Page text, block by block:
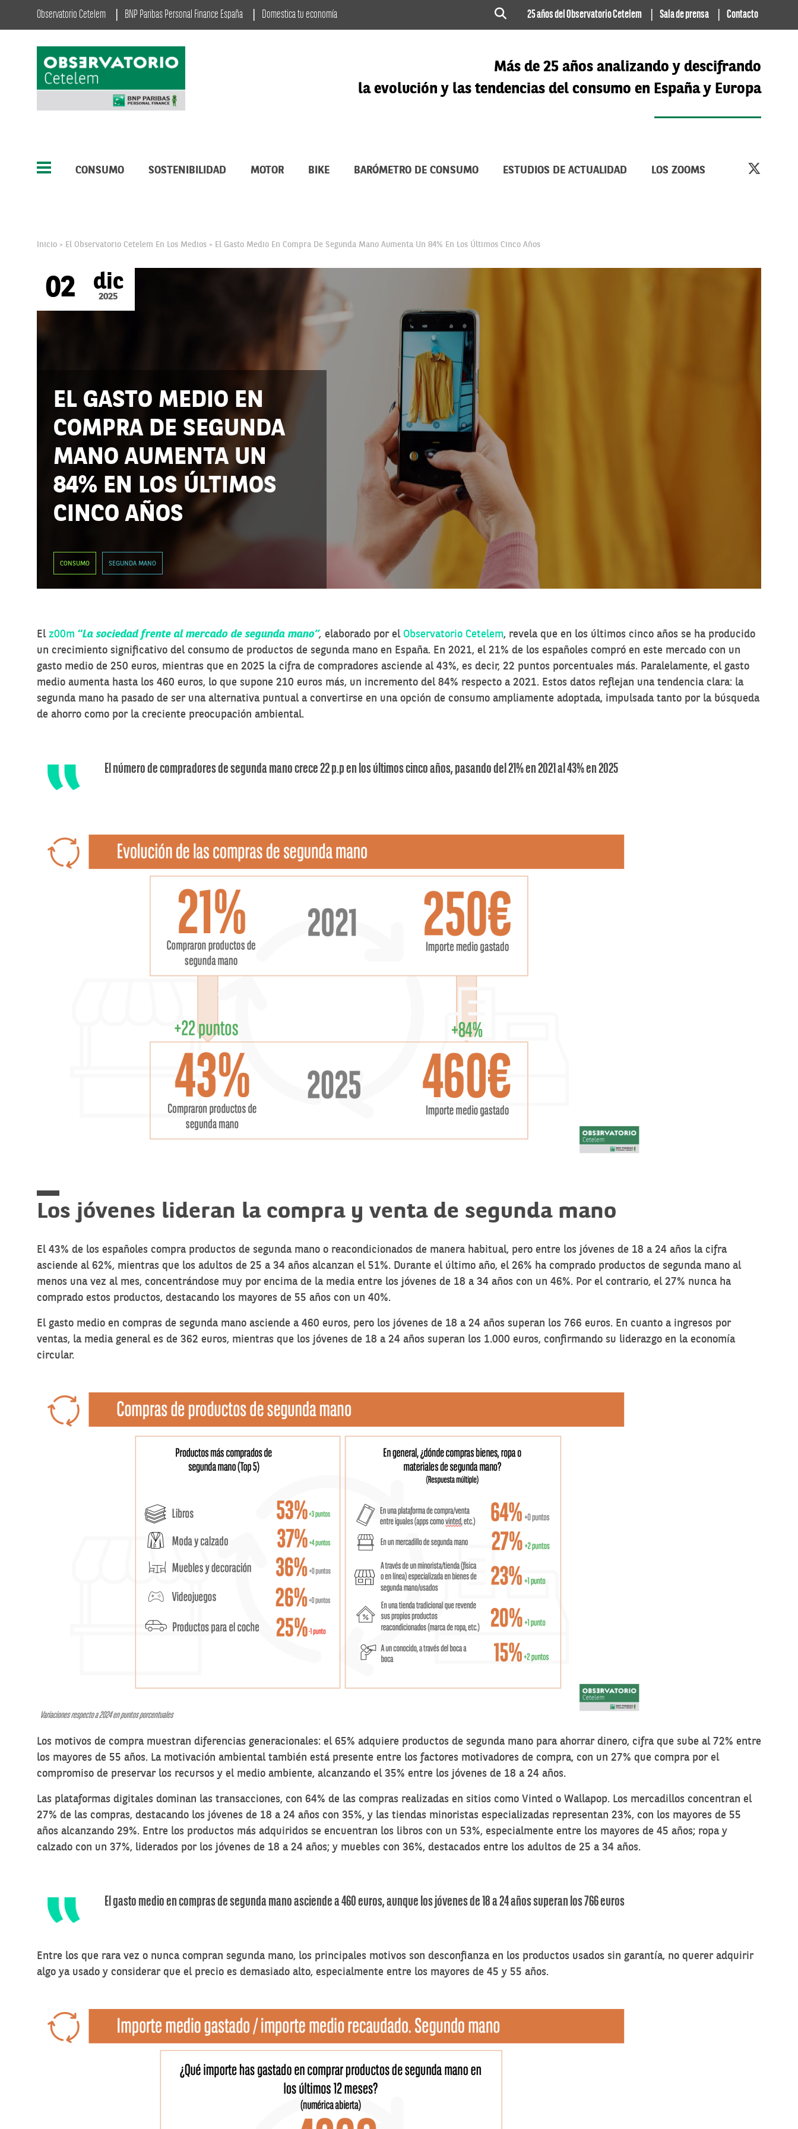
Observatorio Cetelem BNP Paribas Personal Finance España Domestica tu economía 25 años del Observatorio Cetelem Sala de prensa Contacto
Más de 25 años analizando y descifrando
la evolución y las tendencias del consumo en España y Europa
CONSUMO SOSTENIBILIDAD MOTOR BIKE BARÓMETRO DE CONSUMO ESTUDIOS DE ACTUALIDAD LOS ZOOMS
Inicio > El Observatorio Cetelem En Los Medios > El Gasto Medio En Compra De Segunda Mano Aumenta Un 84% En Los Últimos Cinco Años
EL GASTO MEDIO EN
COMPRA DE SEGUNDA
MANO AUMENTA UN
84% EN LOS ÚLTIMOS
CINCO AÑOS
CONSUMO SEGUNDA MANO
02 dic
2025
El z00m “La sociedad frente al mercado de segunda mano”, elaborado por el Observatorio Cetelem, revela que en los últimos cinco años se ha producido
un crecimiento significativo del consumo de productos de segunda mano en España. En 2021, el 21% de los españoles compró en este mercado con un
gasto medio de 250 euros, mientras que en 2025 la cifra de compradores asciende al 43%, es decir, 22 puntos porcentuales más. Paralelamente, el gasto
medio aumenta hasta los 460 euros, lo que supone 210 euros más, un incremento del 84% respecto a 2021. Estos datos reflejan una tendencia clara: la
segunda mano ha pasado de ser una alternativa puntual a convertirse en una opción de consumo ampliamente adoptada, impulsada tanto por la búsqueda
de ahorro como por la creciente preocupación ambiental.
El número de compradores de segunda mano crece 22 p.p en los últimos cinco años, pasando del 21% en 2021 al 43% en 2025
Los jóvenes lideran la compra y venta de segunda mano
El 43% de los españoles compra productos de segunda mano o reacondicionados de manera habitual, pero entre los jóvenes de 18 a 24 años la cifra
asciende al 62%, mientras que los adultos de 25 a 34 años alcanzan el 51%. Durante el último año, el 26% ha comprado productos de segunda mano al
menos una vez al mes, concentrándose muy por encima de la media entre los jóvenes de 18 a 34 años con un 46%. Por el contrario, el 27% nunca ha
comprado estos productos, destacando los mayores de 55 años con un 40%.
El gasto medio en compras de segunda mano asciende a 460 euros, pero los jóvenes de 18 a 24 años superan los 766 euros. En cuanto a ingresos por
ventas, la media general es de 362 euros, mientras que los jóvenes de 18 a 24 años superan los 1.000 euros, confirmando su liderazgo en la economía
circular.
Los motivos de compra muestran diferencias generacionales: el 65% adquiere productos de segunda mano para ahorrar dinero, cifra que sube al 72% entre
los mayores de 55 años. La motivación ambiental también está presente entre los factores motivadores de compra, con un 27% que compra por el
compromiso de preservar los recursos y el medio ambiente, alcanzando el 35% entre los jóvenes de 18 a 24 años.
Las plataformas digitales dominan las transacciones, con 64% de las compras realizadas en sitios como Vinted o Wallapop. Los mercadillos concentran el
27% de las compras, destacando los jóvenes de 18 a 24 años con 35%, y las tiendas minoristas especializadas representan 23%, con los mayores de 55
años alcanzando 29%. Entre los productos más adquiridos se encuentran los libros con un 53%, especialmente entre los mayores de 45 años; ropa y
calzado con un 37%, liderados por los jóvenes de 18 a 24 años; y muebles con 36%, destacados entre los adultos de 25 a 34 años.
El gasto medio en compras de segunda mano asciende a 460 euros, aunque los jóvenes de 18 a 24 años superan los 766 euros
Entre los que rara vez o nunca compran segunda mano, los principales motivos son desconfianza en los productos usados sin garantía, no querer adquirir
algo ya usado y considerar que el precio es demasiado alto, especialmente entre los mayores de 45 y 55 años.